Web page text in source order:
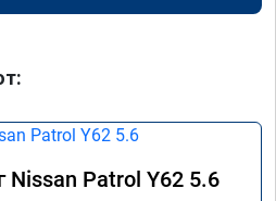
Nissan Patrol Y62 5.6